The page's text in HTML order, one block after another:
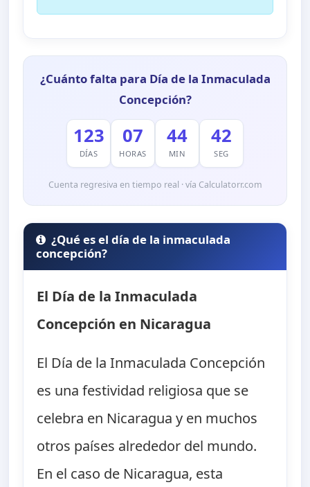
¿Cuánto falta para Día de la Inmaculada
Concepción?
123
DÍAS
07
HORAS
44
MIN
41
SEG
Cuenta regresiva en tiempo real · vía Calculatorr.com
¿Qué es el día de la inmaculada
concepción?
El Día de la Inmaculada
Concepción en Nicaragua
El Día de la Inmaculada Concepción
es una festividad religiosa que se
celebra en Nicaragua y en muchos
otros países alrededor del mundo.
En el caso de Nicaragua, esta